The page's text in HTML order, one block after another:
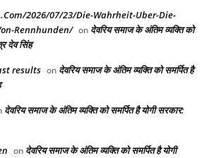
2026/07/23/Die-Wahrheit-Uber-Die-
Rennhunden/ on देवरिय समाज के अंतिम व्यक्ति को
देव सिंह
results​ on देवरिय समाज के अंतिम व्यक्ति को समर्पित है
देवरिय समाज के अंतिम व्यक्ति को समर्पित है योगी सरकार:
on देवरिय समाज के अंतिम व्यक्ति को समर्पित है योगी